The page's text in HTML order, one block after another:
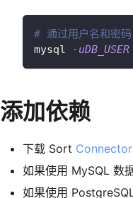
# 通过用户名和密码
mysql
-uDB_USER
添加依赖
下载 Sort
如果使用 MySQL 数
如果使用